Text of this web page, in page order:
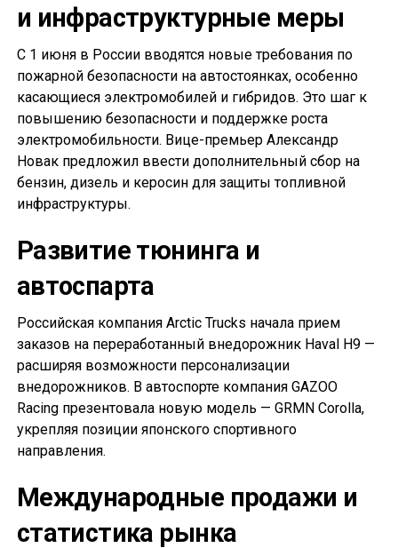
и инфраструктурные меры
С 1 июня в России вводятся новые требования по
пожарной безопасности на автостоянках, особенно
касающиеся электромобилей и гибридов. Это шаг к
повышению безопасности и поддержке роста
электромобильности. Вице-премьер Александр
Новак предложил ввести дополнительный сбор на
бензин, дизель и керосин для защиты топливной
инфраструктуры.
Развитие тюнинга и
автоспарта
Российская компания Arctic Trucks начала прием
заказов на переработанный внедорожник Haval H9 —
расширяя возможности персонализации
внедорожников. В автоспорте компания GAZOO
Racing презентовала новую модель — GRMN Corolla,
укрепляя позиции японского спортивного
направления.
Международные продажи и
статистика рынка